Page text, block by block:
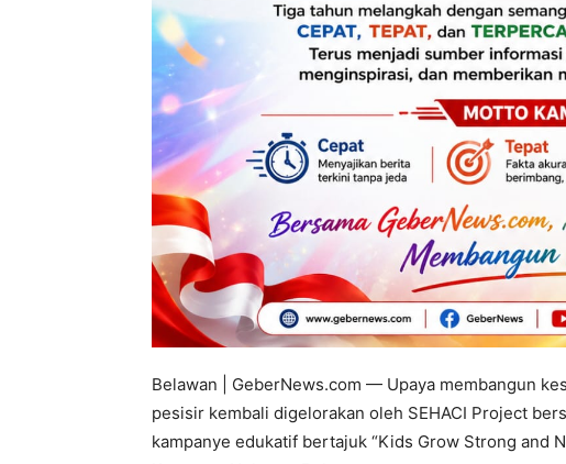
Belawan | GeberNews.com — Upaya membangun
pesisir kembali digelorakan oleh SEHACI Project
kampanye edukatif bertajuk “Kids Grow Strong and